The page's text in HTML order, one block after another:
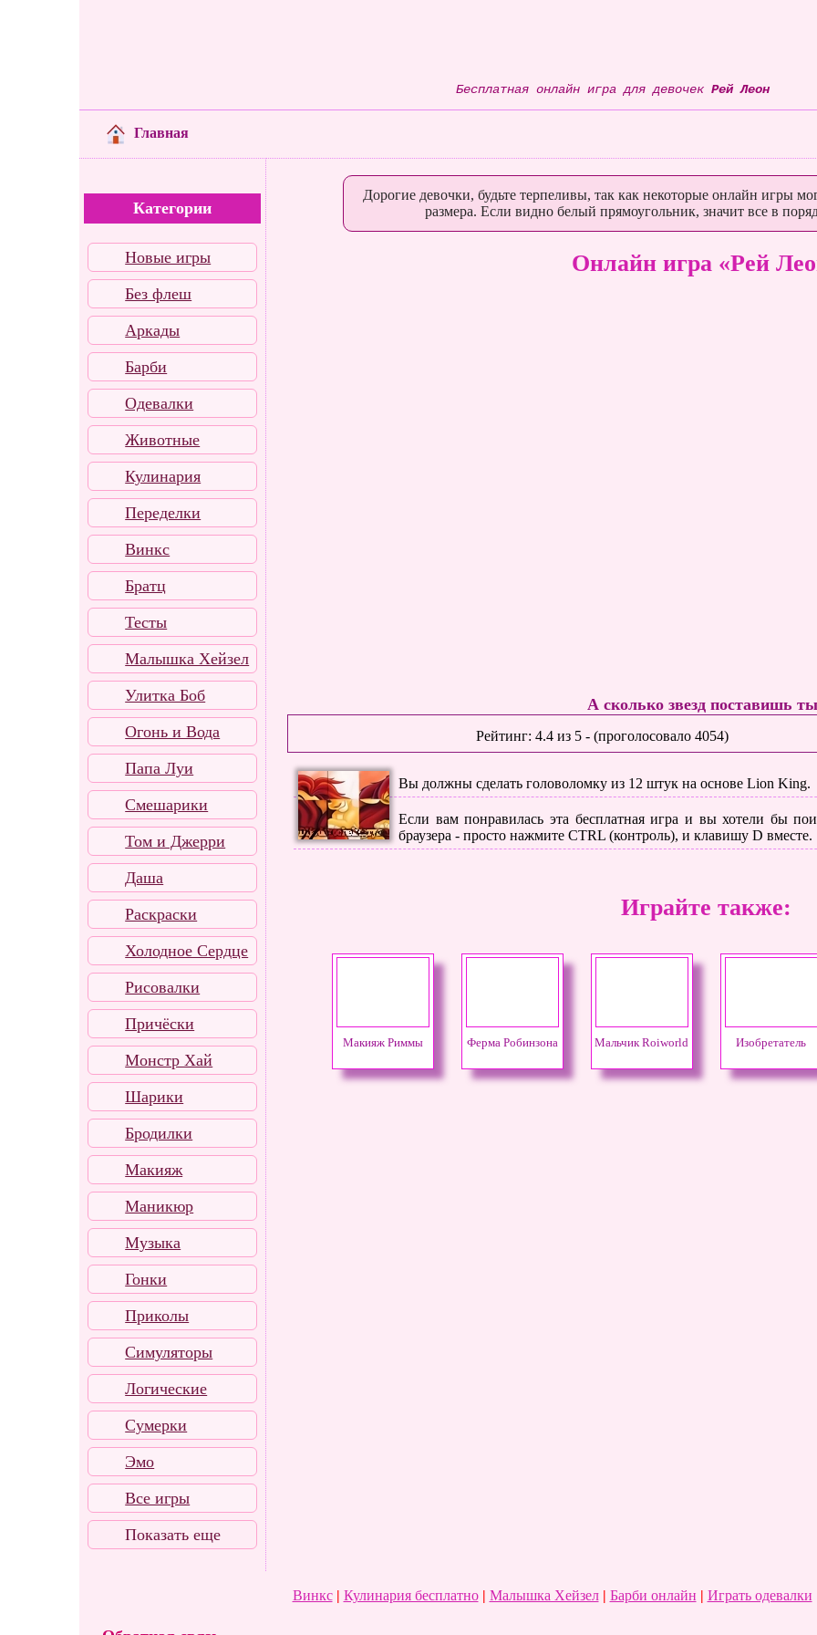
Бесплатная онлайн игра для девочек Рей Леон
Главная
Категории
Новые игры
Без флеш
Аркады
Барби
Одевалки
Животные
Кулинария
Переделки
Винкс
Братц
Тесты
Малышка Хейзел
Улитка Боб
Огонь и Вода
Папа Луи
Смешарики
Том и Джерри
Даша
Раскраски
Холодное Сердце
Рисовалки
Причёски
Монстр Хай
Шарики
Бродилки
Макияж
Маникюр
Музыка
Гонки
Приколы
Симуляторы
Логические
Сумерки
Эмо
Все игры
Показать еще
Дорогие девочки, будьте терпеливы, так как некоторые онлайн игры
размера. Если видно белый прямоугольник, значит все в
Онлайн игра «Рей
А сколько звезд поставишь
Рейтинг:4.4 из 5 - (проголосовало4054)
Вы должны сделать головоломку из 12 штук на основе Lion King.
Если вам понравилась эта бесплатная игра и вы хотели бы
браузера - просто нажмите CTRL (контроль), и клавишу D вместе.
Играйте также:
Макияж Риммы Ферма Робинзона Мальчик Roiworld Изобретатель
Винкс| Кулинария бесплатно| Малышка Хейзел| Барби онлайн | Играть одевалки